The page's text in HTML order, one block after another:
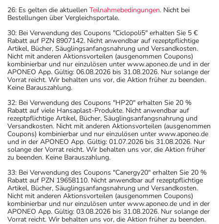
26: Es gelten die aktuellen Teilnahmebedingungen. Nicht bei
Bestellungen über Vergleichsportale.
30: Bei Verwendung des Coupons "Ciclopoli5" erhalten Sie 5 €
Rabatt auf PZN 8907142. Nicht anwendbar auf rezeptpflichtige
Artikel, Bücher, Säuglingsanfangsnahrung und Versandkosten.
Nicht mit anderen Aktionsvorteilen (ausgenommen Coupons)
kombinierbar und nur einzulösen unter www.aponeo.de und in der
APONEO App. Gültig: 06.08.2026 bis 31.08.2026. Nur solange der
Vorrat reicht. Wir behalten uns vor, die Aktion früher zu beenden.
Keine Barauszahlung.
32: Bei Verwendung des Coupons "HP20" erhalten Sie 20 %
Rabatt auf viele Hansaplast-Produkte. Nicht anwendbar auf
rezeptpflichtige Artikel, Bücher, Säuglingsanfangsnahrung und
Versandkosten. Nicht mit anderen Aktionsvorteilen (ausgenommen
Coupons) kombinierbar und nur einzulösen unter www.aponeo.de
und in der APONEO App. Gültig: 01.07.2026 bis 31.08.2026. Nur
solange der Vorrat reicht. Wir behalten uns vor, die Aktion früher
zu beenden. Keine Barauszahlung.
33: Bei Verwendung des Coupons "Canergy20" erhalten Sie 20 %
Rabatt auf PZN 19658110. Nicht anwendbar auf rezeptpflichtige
Artikel, Bücher, Säuglingsanfangsnahrung und Versandkosten.
Nicht mit anderen Aktionsvorteilen (ausgenommen Coupons)
kombinierbar und nur einzulösen unter www.aponeo.de und in der
APONEO App. Gültig: 03.08.2026 bis 31.08.2026. Nur solange der
Vorrat reicht. Wir behalten uns vor, die Aktion früher zu beenden.